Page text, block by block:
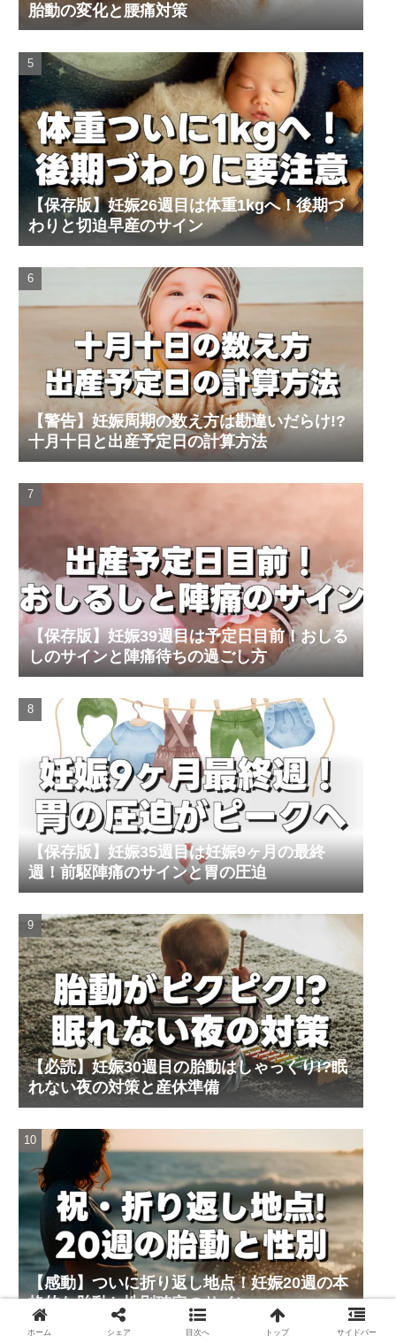
胎動の変化と腰痛対策
【保存版】妊娠26週目は体重1kgへ！後期づ
わりと切迫早産のサイン
【警告】妊娠周期の数え方は勘違いだらけ!?
十月十日と出産予定日の計算方法
【保存版】妊娠39週目は予定日目前！おしる
しのサインと陣痛待ちの過ごし方
【保存版】妊娠35週目は妊娠9ヶ月の最終
週！前駆陣痛のサインと胃の圧迫
【必読】妊娠30週目の胎動はしゃっくり!?眠
れない夜の対策と産休準備
【感動】ついに折り返し地点！妊娠20週の本
格的な胎動と性別確定のサイン
ホーム シェア 目次へ トップ サイドバー